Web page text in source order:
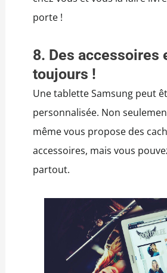
porte !
8. Des accessoires
toujours !
Une tablette Samsung peut
personnalisée. Non
même vous propose des
accessoires, mais vous
partout.